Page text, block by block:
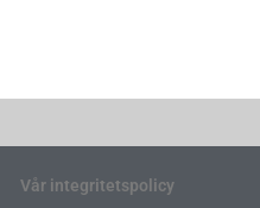
Vår integritetspolicy